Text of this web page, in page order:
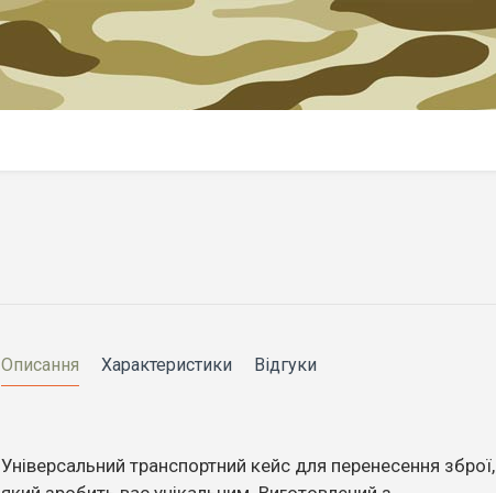
Описання Характеристики Відгуки
Універсальний транспортний кейс для перенесення зброї,